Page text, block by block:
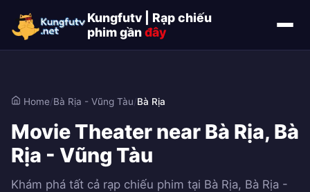
Kungfutv | Rạp chiếu
phim gầnđây
Home/Bà Rịa - Vũng Tàu/Bà Rịa
Movie Theater near Bà Rịa, Bà
Rịa - Vũng Tàu
Khám phá tất cả rạp chiếu phim tại Bà Rịa, Bà Rịa -